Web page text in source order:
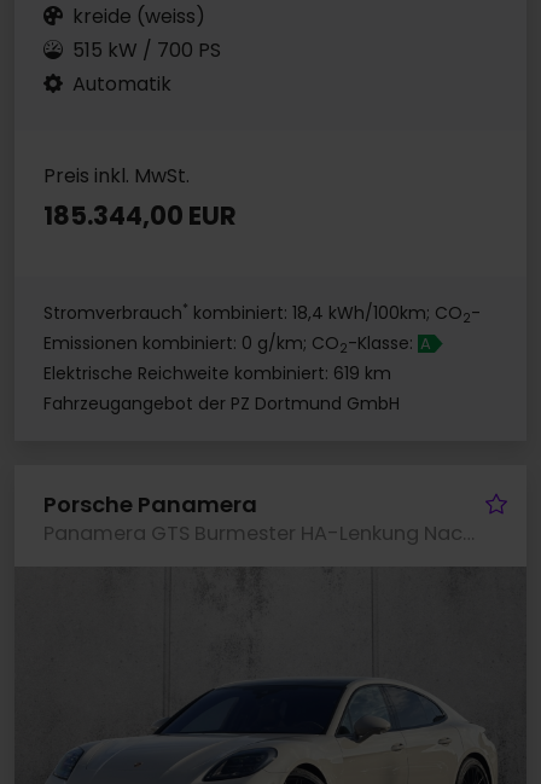
kreide (weiss)
515 kW / 700 PS
Automatik
Preis inkl. MwSt.
185.344,00 EUR
Stromverbrauch* kombiniert: 18,4 kWh/100km; CO2-
Emissionen kombiniert: 0 g/km; CO2-Klasse: A
Elektrische Reichweite kombiniert: 619 km
Fahrzeugangebot der PZ Dortmund GmbH
Porsche Panamera
Panamera GTS Burmester HA-Lenkung Nachtsicht LED